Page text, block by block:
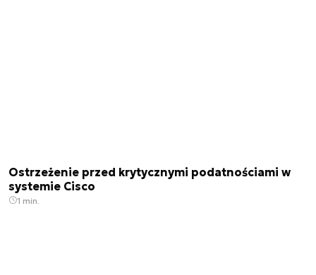
Ostrzeżenie przed krytycznymi podatnościami w
systemie Cisco
1 min.